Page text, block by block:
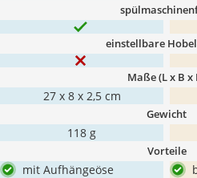
einstellbare
Maße (L x B x
27 x 8 x 2,5 cm
Gewicht
118 g
Vorteile
mit Aufhängeöse